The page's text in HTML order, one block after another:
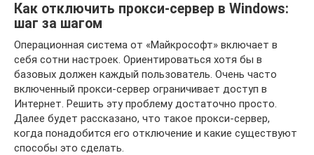
Как отключить прокси-сервер в Windows:
шаг за шагом
Операционная система от «Майкрософт» включает в
себя сотни настроек. Ориентироваться хотя бы в
базовых должен каждый пользователь. Очень часто
включенный прокси-сервер ограничивает доступ в
Интернет. Решить эту проблему достаточно просто.
Далее будет рассказано, что такое прокси-сервер,
когда понадобится его отключение и какие существуют
способы это сделать.